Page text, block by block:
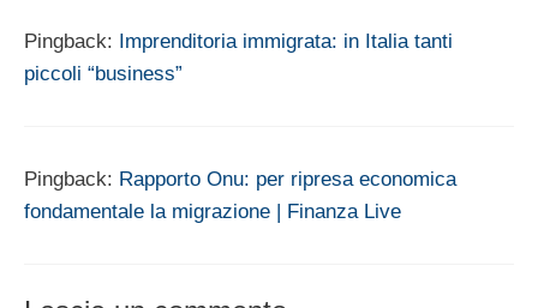
Pingback: Imprenditoria immigrata: in Italia tanti
piccoli “business”
Pingback: Rapporto Onu: per ripresa economica
fondamentale la migrazione | Finanza Live